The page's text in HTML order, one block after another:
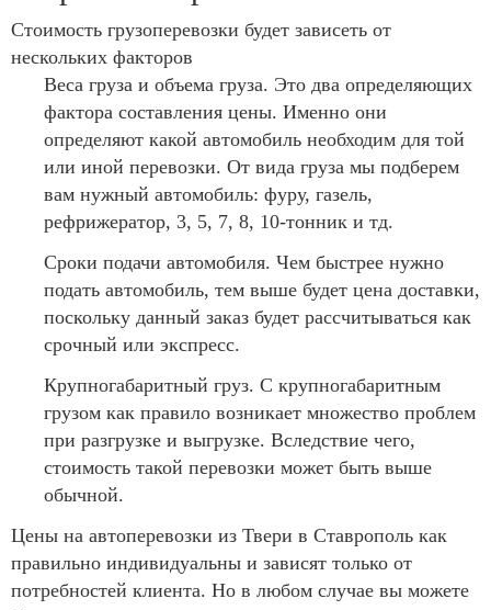
Стоимость грузоперевозки будет зависеть от
нескольких факторов
Веса груза и объема груза. Это два определяющих
фактора составления цены. Именно они
определяют какой автомобиль необходим для той
или иной перевозки. От вида груза мы подберем
вам нужный автомобиль: фуру, газель,
рефрижератор, 3, 5, 7, 8, 10-тонник и тд.
Сроки подачи автомобиля. Чем быстрее нужно
подать автомобиль, тем выше будет цена доставки,
поскольку данный заказ будет рассчитываться как
срочный или экспресс.
Крупногабаритный груз. С крупногабаритным
грузом как правило возникает множество проблем
при разгрузке и выгрузке. Вследствие чего,
стоимость такой перевозки может быть выше
обычной.
Цены на автоперевозки из Твери в Ставрополь как
правильно индивидуальны и зависят только от
потребностей клиента. Но в любом случае вы можете